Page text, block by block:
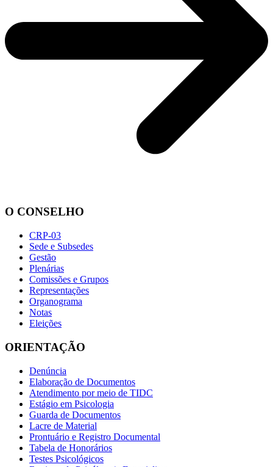
O CONSELHO
CRP-03
Sede e Subsedes
Gestão
Plenárias
Comissões e Grupos
Representações
Organograma
Notas
Eleições
ORIENTAÇÃO
Denúncia
Elaboração de Documentos
Atendimento por meio de TIDC
Estágio em Psicologia
Guarda de Documentos
Lacre de Material
Prontuário e Registro Documental
Tabela de Honorários
Testes Psicológicos